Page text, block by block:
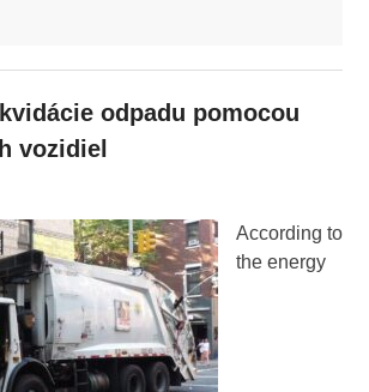
odpadu pomocou
vozidiel
According to
the energy